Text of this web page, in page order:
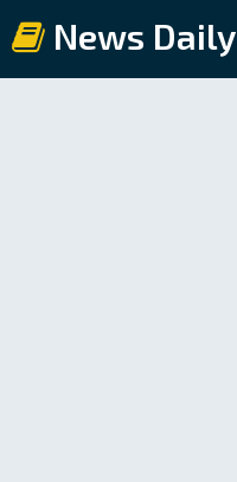
News Daily